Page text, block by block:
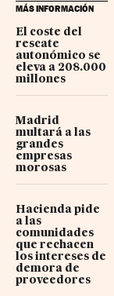
MÁS INFORMACIÓN
El coste del
rescate
autonómico se
eleva a 208.000
millones
Madrid
multará a las
grandes
empresas
morosas
Hacienda pide
a las
comunidades
que rechacen
los intereses de
demora de
proveedores